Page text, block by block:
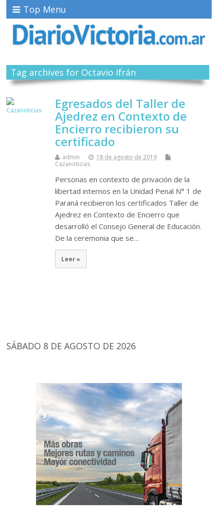
Top Menu
Tag archives for Octavio Ifrán
Egresados del Taller de
Ajedrez en Contexto de
Encierro recibieron su
certificado
admin
18 de agosto de 2019
Cazanoticias
Personas en contexto de privación de la
libertad internos en la Unidad Penal N° 1 de
Paraná recibieron los certificados Taller de
Ajedrez en Contexto de Encierro que
desarrolló el Consejo General de Educación.
De la ceremonia que se…
Leer »
SÁBADO 8 DE AGOSTO DE 2026